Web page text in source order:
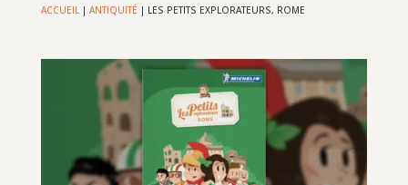
ACCUEIL| ANTIQUITÉ | LES PETITS EXPLORATEURS, ROME